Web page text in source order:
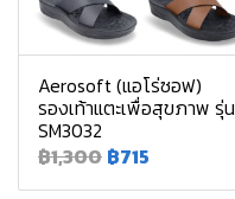
Aerosoft (แอโร่ซอฟ)
รองเท้าแตะเพื่อสุขภาพ รุ่น
SM3032
฿1,300 ฿715